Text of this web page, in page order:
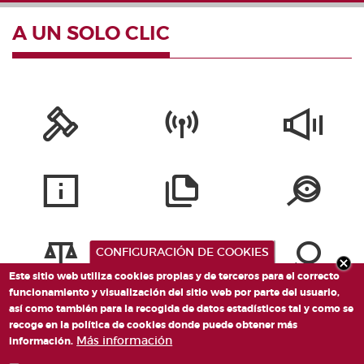
A UN SOLO CLIC
CONFIGURACIÓN DE COOKIES
Este sitio web utiliza cookies propias y de terceros para el correcto
funcionamiento y visualización del sitio web por parte del usuario,
así como también para la recogida de datos estadísticos tal y como se
recoge en la política de cookies donde puede obtener más
información. Más información